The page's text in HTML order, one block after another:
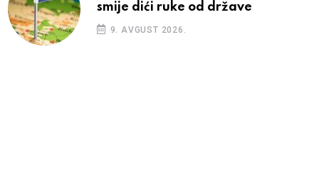
smije dići ruke od države
9. AVGUST 2026.